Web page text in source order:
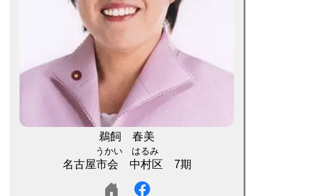
鵜飼 春美
うかい はるみ
名古屋市会 中村区 7期